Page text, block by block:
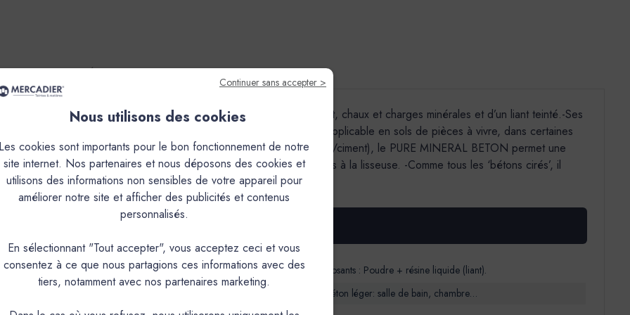
Couleurs & Échantillons
de finition, teinté dans la masse, à grain très fin composé de ciment, chaux et charges minérales et d’un liant teinté.-Ses
de murs, plans de travail et vasques, douches.-Il peut être applicable en sols de pièces à vivre, dans certaines
importante (nous consulter). -Du fait de sa composition (chaux/ciment), le PURE MINERAL BETON permet une
en faible épaisseur, (de 1mm à 2mm) en plusieurs couches à la lisseuse. -Comme tous les ‘bétons cirés’, il
conditions d’application.
PRODUIT
Mortier décoratif de finition, teinté dans la masse, à grain très fin.Composants : Poudre + résine liquide (liant).
Intérieur : Mur, douche, plan de travail, plan de vasque, sol à trafic piéton léger: salle de bain, chambre…
Continuer sans accepter >
Nous utilisons des cookies
cookies sont importants pour le bon fonctionnement de notre
site internet. Nos partenaires et nous déposons des cookies et
utilisons des informations non sensibles de votre appareil pour
améliorer notre site et afficher des publicités et contenus
personnalisés.
En sélectionnant "Tout accepter", vous acceptez ceci et vous
consentez à ce que nous partagions ces informations avec des
tiers, notamment avec nos partenaires marketing.